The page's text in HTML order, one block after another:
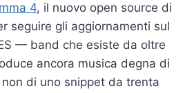
4, il nuovo open source di
seguire gli aggiornamenti sul
— band che esiste da oltre
ancora musica degna di
di uno snippet da trenta